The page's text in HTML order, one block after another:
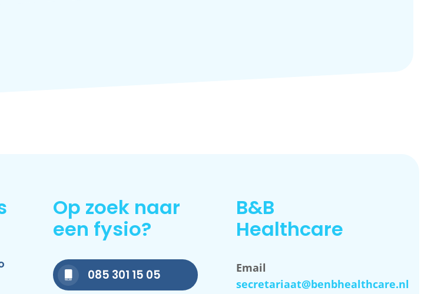
Op zoek naar
een fysio?
085 301 15 05
B&B
Healthcare
Email
secretariaat@benbhealthcare.nl